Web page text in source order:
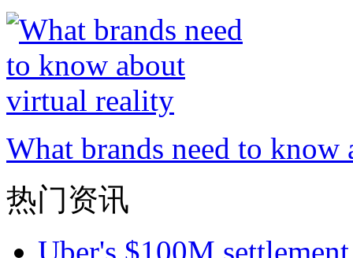
What brands need to
热门资讯